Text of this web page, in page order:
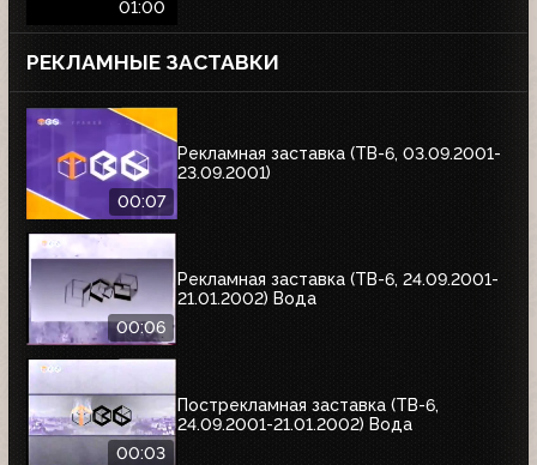
01:00
РЕКЛАМНЫЕ ЗАСТАВКИ
00:07
Рекламная заставка (ТВ-6, 03.09.2001-
23.09.2001)
00:06
Рекламная заставка (ТВ-6, 24.09.2001-
21.01.2002) Вода
00:03
Пострекламная заставка (ТВ-6,
24.09.2001-21.01.2002) Вода